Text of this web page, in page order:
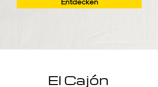
El Cajón